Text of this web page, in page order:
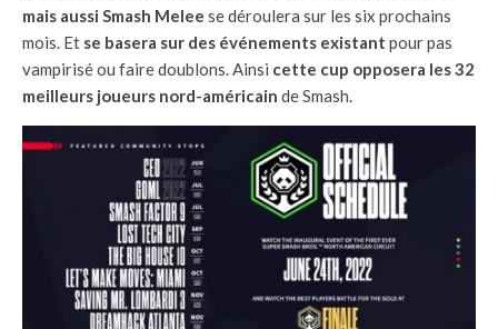
mais aussi Smash Melee se déroulera sur les six prochains
mois. Et se basera sur des événements existant pour pas
vampirisé ou faire doublons. Ainsi cette cup opposera les 32
meilleurs joueurs nord-américain de Smash.